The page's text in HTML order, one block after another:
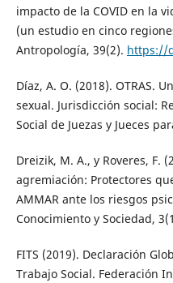
impacto de la COVID en la
(un estudio en cinco
Antropología, 39(2). https://
Díaz, A. O. (2018). OTRAS.
sexual. Jurisdicción social:
Social de Juezas y Jueces
Dreizik, M. A., y Roveres, F.
agremiación: Protectores
AMMAR ante los riesgos
Conocimiento y Sociedad,
FITS (2019). Declaración
Trabajo Social. Federación